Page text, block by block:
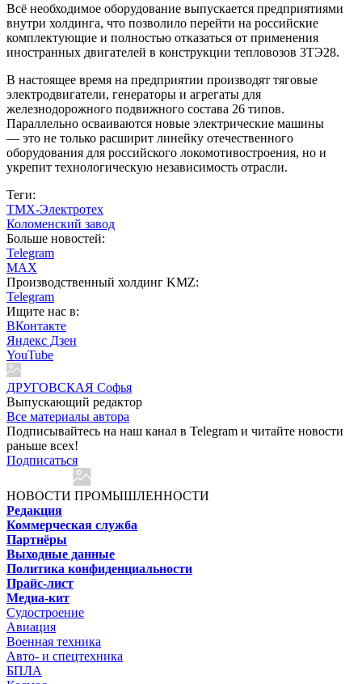
Всё необходимое оборудование выпускается предприятиями
внутри холдинга, что позволило перейти на российские
комплектующие и полностью отказаться от применения
иностранных двигателей в конструкции тепловозов 3ТЭ28.
В настоящее время на предприятии производят тяговые
электродвигатели, генераторы и агрегаты для
железнодорожного подвижного состава 26 типов.
Параллельно осваиваются новые электрические машины
— это не только расширит линейку отечественного
оборудования для российского локомотивостроения, но и
укрепит технологическую независимость отрасли.
Теги:
ТМХ-Электротех
Коломенский завод
Больше новостей:
Telegram
MAX
Производственный холдинг KMZ:
Telegram
Ищите нас в:
ВКонтакте
Яндекс Дзен
YouTube
ДРУГОВСКАЯ Софья
Выпускающий редактор
Все материалы автора
Подписывайтесь на наш канал в Telegram и читайте новости
раньше всех!
Подписаться
НОВОСТИ ПРОМЫШЛЕННОСТИ
Редакция
Коммерческая служба
Партнёры
Выходные данные
Политика конфиденциальности
Прайс-лист
Медиа-кит
Судостроение
Авиация
Военная техника
Авто- и спецтехника
БПЛА